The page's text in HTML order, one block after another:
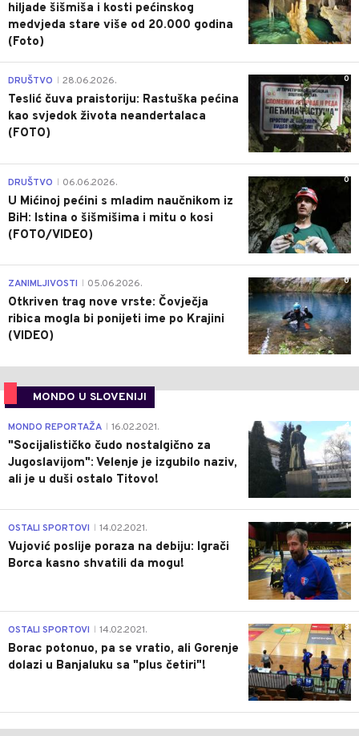
hiljade šišmiša i kosti pećinskog
medvjeda stare više od 20.000 godina
(Foto)
0
DRUŠTVO 28.06.2026.
Teslić čuva praistoriju: Rastuška pećina
kao svjedok života neandertalaca
(FOTO)
0
DRUŠTVO 06.06.2026.
U Mićinoj pećini s mladim naučnikom iz
BiH: Istina o šišmišima i mitu o kosi
(FOTO/VIDEO)
0
ZANIMLJIVOSTI 05.06.2026.
Otkriven trag nove vrste: Čovječja
ribica mogla bi ponijeti ime po Krajini
(VIDEO)
MONDO U SLOVENIJI
4
MONDO REPORTAŽA 16.02.2021.
"Socijalističko čudo nostalgično za
Jugoslavijom": Velenje je izgubilo naziv,
ali je u duši ostalo Titovo!
1
OSTALI SPORTOVI 14.02.2021.
Vujović poslije poraza na debiju: Igrači
Borca kasno shvatili da mogu!
3
OSTALI SPORTOVI 14.02.2021.
Borac potonuo, pa se vratio, ali Gorenje
dolazi u Banjaluku sa "plus četiri"!